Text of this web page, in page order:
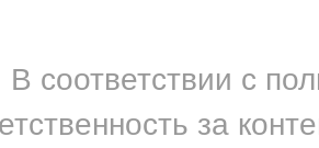
В соответствии с
за